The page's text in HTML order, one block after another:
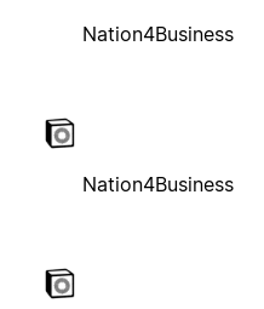
Nation4Business
Nation4Business